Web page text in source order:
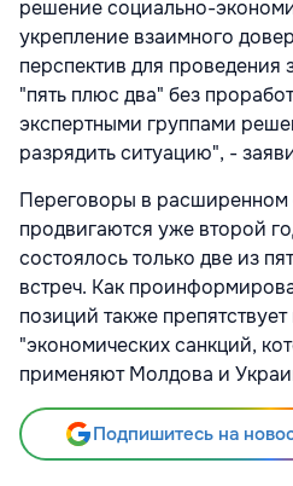
решение социально-
укрепление взаимного
перспектив для проведения
"пять плюс два" без
экспертными группами
разрядить ситуацию", -
Переговоры в расширенном
продвигаются уже второй
состоялось только две из
встреч. Как
позиций также
"экономических санкций,
применяют Молдова и
Подпишитесь на